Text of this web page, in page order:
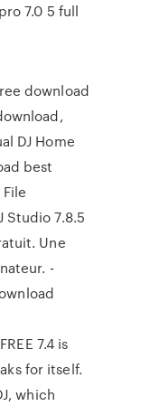
7.0 5 full
download
DJ Home
best
Studio 7.8.5
Une
-
7.4 is
for itself.
which